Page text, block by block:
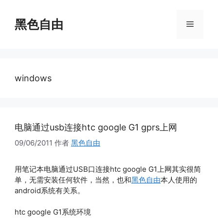
黑色自由 菜
windows
电脑通过usb连接htc google G1 gprs上网
09/06/2011 作者 黑色自由
用笔记本电脑通过USB口连接htc google G1上网其实很简
单，无需安装任何软件，当然，也和黑色自由本人使用的
android系统有关系。
htc google G1系统环境